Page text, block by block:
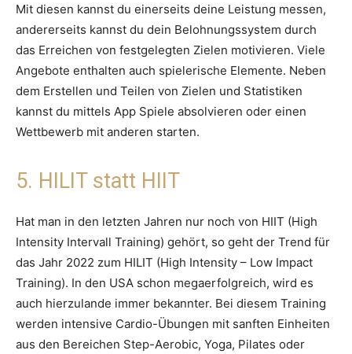
Mit diesen kannst du einerseits deine Leistung messen,
andererseits kannst du dein Belohnungssystem durch
das Erreichen von festgelegten Zielen motivieren. Viele
Angebote enthalten auch spielerische Elemente. Neben
dem Erstellen und Teilen von Zielen und Statistiken
kannst du mittels App Spiele absolvieren oder einen
Wettbewerb mit anderen starten.
5. HILIT statt HIIT
Hat man in den letzten Jahren nur noch von HIIT (High
Intensity Intervall Training) gehört, so geht der Trend für
das Jahr 2022 zum HILIT (High Intensity – Low Impact
Training). In den USA schon megaerfolgreich, wird es
auch hierzulande immer bekannter. Bei diesem Training
werden intensive Cardio-Übungen mit sanften Einheiten
aus den Bereichen Step-Aerobic, Yoga, Pilates oder